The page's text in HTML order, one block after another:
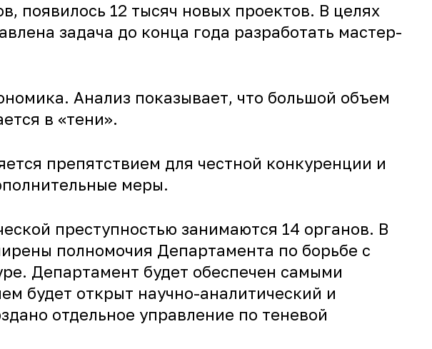
появилось 12 тысяч новых проектов. В целях
задача до конца года разработать мастер-
Анализ показывает, что большой объем
в «тени».
препятствием для честной конкуренции и
меры.
преступностью занимаются 14 органов. В
полномочия Департамента по борьбе с
Департамент будет обеспечен самыми
будет открыт научно-аналитический и
отдельное управление по теневой